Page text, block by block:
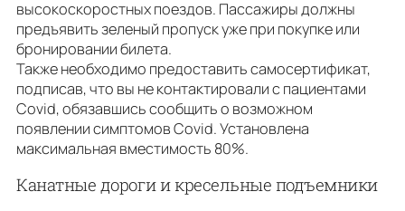
высокоскоростных поездов. Пассажиры должны
предъявить зеленый пропуск уже при покупке или
бронировании билета.
Также необходимо предоставить самосертификат,
подписав, что вы не контактировали с пациентами
Covid, обязавшись сообщить о возможном
появлении симптомов Covid. Установлена ​​
максимальная вместимость 80%.
Канатные дороги и кресельные подъемники